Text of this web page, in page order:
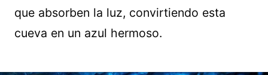
que absorben la luz, convirtiendo esta
cueva en un azul hermoso.